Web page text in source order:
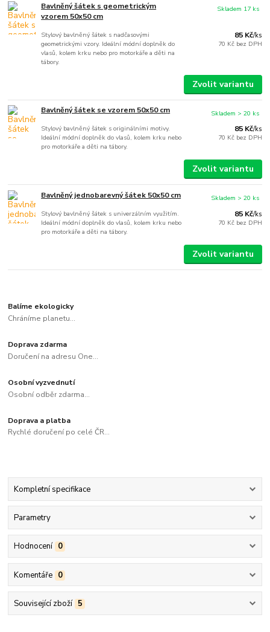
Bavlněný šátek s geometrickým
vzorem 50x50 cm
Stylový bavlněný šátek s nadčasovými
geometrickými vzory. Ideální módní doplněk do
vlasů, kolem krku nebo pro motorkáře a děti na
tábory.
85 Kč/ks
70 Kč bez DPH
Skladem 17 ks
Zvolit variantu
Bavlněný šátek se vzorem 50x50 cm
Stylový bavlněný šátek s originálními motivy.
Ideální módní doplněk do vlasů, kolem krku nebo
pro motorkáře a děti na tábory.
85 Kč/ks
70 Kč bez DPH
Skladem > 20 ks
Zvolit variantu
Bavlněný jednobarevný šátek 50x50 cm
Stylový bavlněný šátek s univerzálním využitím.
Ideální módní doplněk do vlasů, kolem krku nebo
pro motorkáře a děti na tábory.
85 Kč/ks
70 Kč bez DPH
Skladem > 20 ks
Zvolit variantu
Balíme ekologicky
Chráníme planetu...
Doprava zdarma
Doručení na adresu One...
Osobní vyzvednutí
Osobní odběr zdarma...
Doprava a platba
Rychlé doručení po celé ČR...
Kompletní specifikace
Parametry
Hodnocení 0
Komentáře 0
Související zboží 5